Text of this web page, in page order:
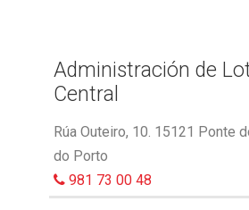
Administración de
Central
Rúa Outeiro, 10. 15121 Ponte
do Porto
981 73 00 48